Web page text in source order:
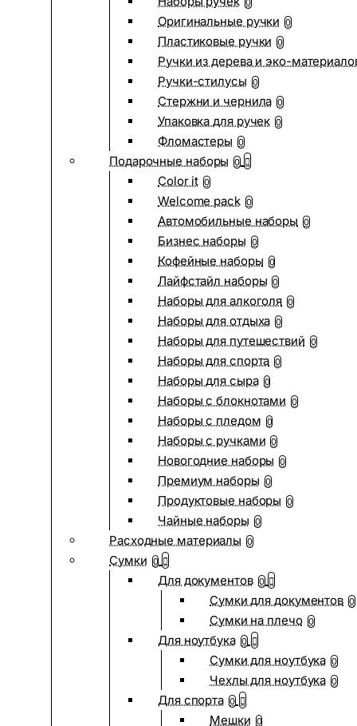
0
Оригинальные ручки 0
Пластиковые ручки 0
Ручки из дерева и эко-
Ручки-стилусы 0
Стержни и чернила 0
Упаковка для ручек 0
Фломастеры 0
Подарочные наборы 0
Color it 0
Welcome pack 0
Автомобильные наборы 0
Бизнес наборы 0
Кофейные наборы 0
Лайфстайл наборы 0
Наборы для алкоголя 0
Наборы для отдыха 0
Наборы для путешествий 0
Наборы для спорта 0
Наборы для сыра 0
Наборы с блокнотами 0
Наборы с пледом 0
Наборы с ручками 0
Новогодние наборы 0
Премиум наборы 0
Продуктовые наборы 0
Чайные наборы 0
Расходные материалы 0
Сумки 0
Для документов 0
Сумки для документов 0
Сумки на плечо 0
Для ноутбука 0
Сумки для ноутбука 0
Чехлы для ноутбука 0
Для спорта 0
Мешки 0